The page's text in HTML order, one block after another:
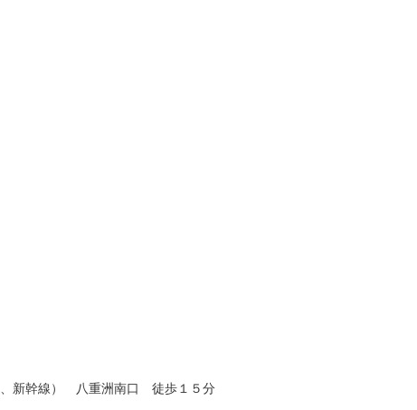
、新幹線） 八重洲南口 徒歩１５分